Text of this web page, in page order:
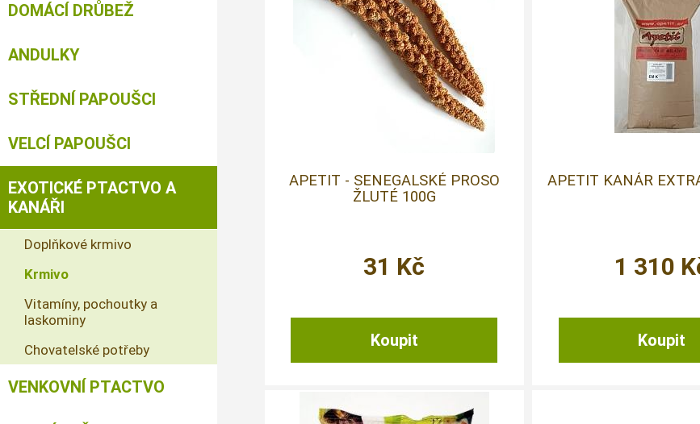
APETIT - SENEGALSKÉ PROSO
ŽLUTÉ 100G
31 Kč
APETIT KANÁR
1 310
DOMÁCÍ DRŮBEŽ
ANDULKY
STŘEDNÍ PAPOUŠCI
VELCÍ PAPOUŠCI
EXOTICKÉ PTACTVO A
KANÁŘI
Doplňkové krmivo
Krmivo
Vitamíny, pochoutky a
laskominy
Chovatelské potřeby
VENKOVNÍ PTACTVO